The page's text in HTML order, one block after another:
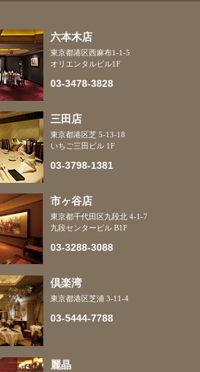
六本木店
東京都港区西麻布1-1-5
オリエンタルビル1F
03-3478-3828
三田店
東京都港区芝 5-13-18
いちご三田ビル 1F
03-3798-1381
市ヶ谷店
東京都千代田区 九段北 4-1-7
九段センタービル B1F
03-3288-3088
倶楽湾
東京都港区芝浦 3-11-4
03-5444-7788
麗晶